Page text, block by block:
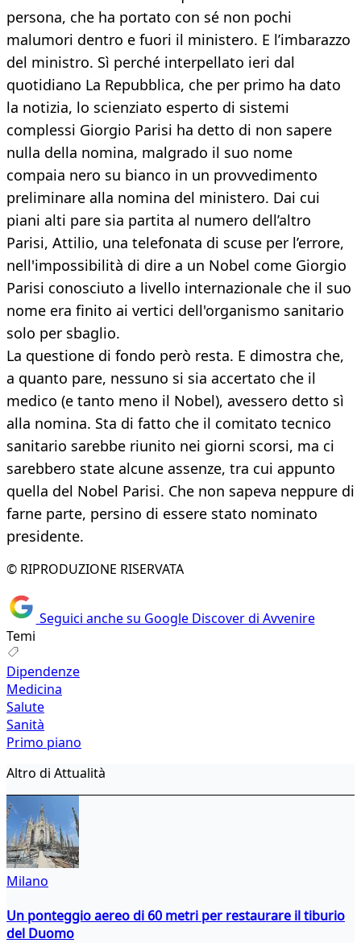
persona, che ha portato con sé non pochi
malumori dentro e fuori il ministero. E l’imbarazzo
del ministro. Sì perché interpellato ieri dal
quotidiano La Repubblica, che per primo ha dato
la notizia, lo scienziato esperto di sistemi
complessi Giorgio Parisi ha detto di non sapere
nulla della nomina, malgrado il suo nome
compaia nero su bianco in un provvedimento
preliminare alla nomina del ministero. Dai cui
piani alti pare sia partita al numero dell’altro
Parisi, Attilio, una telefonata di scuse per l’errore,
nell'impossibilità di dire a un Nobel come Giorgio
Parisi conosciuto a livello internazionale che il suo
nome era finito ai vertici dell'organismo sanitario
solo per sbaglio.
La questione di fondo però resta. E dimostra che,
a quanto pare, nessuno si sia accertato che il
medico (e tanto meno il Nobel), avessero detto sì
alla nomina. Sta di fatto che il comitato tecnico
sanitario sarebbe riunito nei giorni scorsi, ma ci
sarebbero state alcune assenze, tra cui appunto
quella del Nobel Parisi. Che non sapeva neppure di
farne parte, persino di essere stato nominato
presidente.
© RIPRODUZIONE RISERVATA
Seguici anche su Google Discover di Avvenire
Temi
Dipendenze
Medicina
Salute
Sanità
Primo piano
Altro di Attualità
Milano
Un ponteggio aereo di 60 metri per restaurare il tiburio
del Duomo